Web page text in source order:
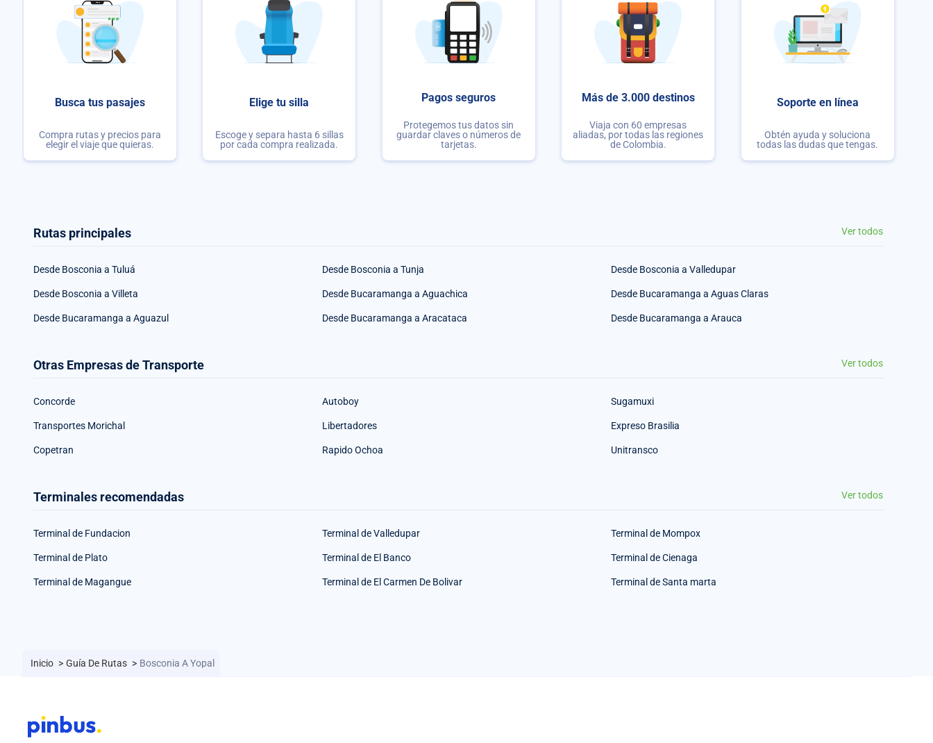
Busca tus pasajes
Compra rutas y precios para
elegir el viaje que quieras.
Elige tu silla
Escoge y separa hasta 6 sillas
por cada compra realizada.
Pagos seguros
Protegemos tus datos sin
guardar claves o números de
tarjetas.
Más de 3.000 destinos
Viaja con 60 empresas
aliadas, por todas las regiones
de Colombia.
Soporte en línea
Obtén ayuda y soluciona
todas las dudas que tengas.
Rutas principales Ver todos
Desde Bosconia a Tuluá Desde Bosconia a Tunja Desde Bosconia a Valledupar
Desde Bosconia a Villeta Desde Bucaramanga a Aguachica Desde Bucaramanga a Aguas Claras
Desde Bucaramanga a Aguazul Desde Bucaramanga a Aracataca Desde Bucaramanga a Arauca
Otras Empresas de Transporte Ver todos
Concorde Autoboy Sugamuxi
Transportes Morichal Libertadores Expreso Brasilia
Copetran Rapido Ochoa Unitransco
Terminales recomendadas Ver todos
Terminal de Fundacion Terminal de Valledupar Terminal de Mompox
Terminal de Plato Terminal de El Banco Terminal de Cienaga
Terminal de Magangue Terminal de El Carmen De Bolivar Terminal de Santa marta
Inicio > Guía De Rutas > Bosconia A Yopal